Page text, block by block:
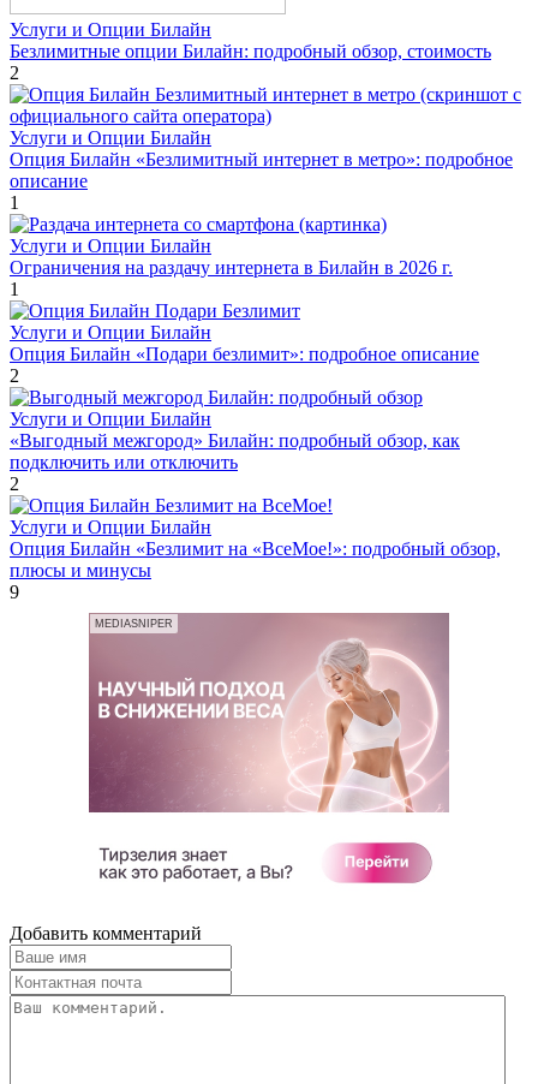
Услуги и Опции Билайн
Безлимитные опции Билайн: подробный обзор, стоимость
2
Услуги и Опции Билайн
Опция Билайн «Безлимитный интернет в метро»: подробное
описание
1
Услуги и Опции Билайн
Ограничения на раздачу интернета в Билайн в 2026 г.
1
Услуги и Опции Билайн
Опция Билайн «Подари безлимит»: подробное описание
2
Услуги и Опции Билайн
«Выгодный межгород» Билайн: подробный обзор, как
подключить или отключить
2
Услуги и Опции Билайн
Опция Билайн «Безлимит на «ВсеМое!»: подробный обзор,
плюсы и минусы
9
MEDIASNIPER
Добавить комментарий